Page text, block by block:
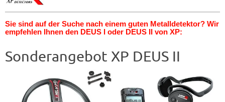
Sie sind auf der Suche nach einem guten Metalldetektor? Wir
empfehlen Ihnen den DEUS I oder DEUS II von XP:
Sonderangebot XP DEUS II